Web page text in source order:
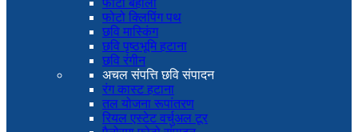
फोटो बहाली
फोटो क्लिपिंग पथ
छवि मास्किंग
छवि पृष्ठभूमि हटाना
छवि रंगीन
अचल संपत्ति छवि संपादन
रंग कास्ट हटाना
तल योजना रूपांतरण
रियल एस्टेट वर्चुअल टूर